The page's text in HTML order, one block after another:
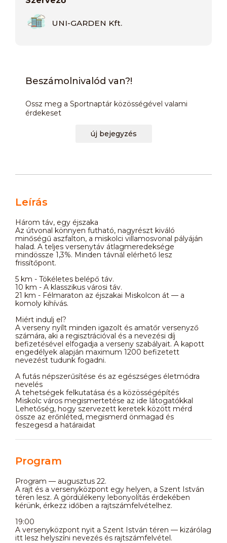
UNI-GARDEN Kft.
Beszámolnivalód van?!
Ossz meg a Sportnaptár közösségével valami
érdekeset
új bejegyzés
Leírás
Három táv, egy éjszaka
Az útvonal könnyen futható, nagyrészt kiváló
minőségű aszfalton, a miskolci villamosvonal pályáján
halad. A teljes versenytáv átlagmeredeksége
mindössze 1,3%. Minden távnál elérhető lesz
frissítőpont.
5 km - Tökéletes belépő táv.
10 km - A klasszikus városi táv.
21 km - Félmaraton az éjszakai Miskolcon át — a
komoly kihívás.
Miért indulj el?
A verseny nyílt minden igazolt és amatőr versenyző
számára, aki a regisztrációval és a nevezési díj
befizetésével elfogadja a verseny szabályait. A kapott
engedélyek alapján maximum 1200 befizetett
nevezést tudunk fogadni.
A futás népszerűsítése és az egészséges életmódra
nevelés
A tehetségek felkutatása és a közösségépítés
Miskolc város megismertetése az ide látogatókkal
Lehetőség, hogy szervezett keretek között mérd
össze az erőnléted, megismerd önmagad és
feszegesd a határaidat
Program
Program — augusztus 22.
A rajt és a versenyközpont egy helyen, a Szent István
téren lesz. A gördülékeny lebonyolítás érdekében
kérünk, érkezz időben a rajtszámfelvételhez.
19:00
A versenyközpont nyit a Szent István téren — kizárólag
itt lesz helyszíni nevezés és rajtszámfelvétel.